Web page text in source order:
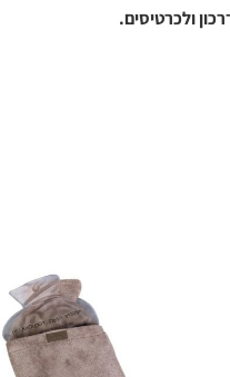
ולכרטיסים.